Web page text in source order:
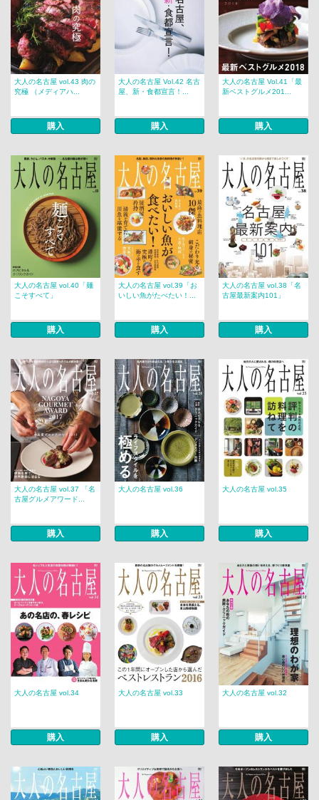
大人の名古屋 vol.43 肉の
究極 （メディアハ...
購入
大人の名古屋 Vol.42 名古
屋、新・食都宣言！...
購入
大人の名古屋 Vol.41「最
新ベストグルメ201...
購入
大人の名古屋 vol.40「麺
こそすべて」
購入
大人の名古屋 vol.39「お
いしい魚がたべたい！...
購入
大人の名古屋 vol.38「名
古屋最新案内101」
購入
大人の名古屋 vol.37 「名
古屋グルメアワード...
購入
大人の名古屋 vol.36
購入
大人の名古屋 vol.35
購入
大人の名古屋 vol.34
購入
大人の名古屋 vol.33
購入
大人の名古屋 vol.32
購入